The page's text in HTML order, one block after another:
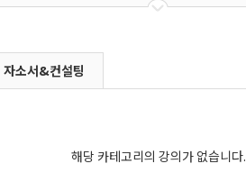
자소서&컨설팅
해당 카테고리의 강의가 없습니다.